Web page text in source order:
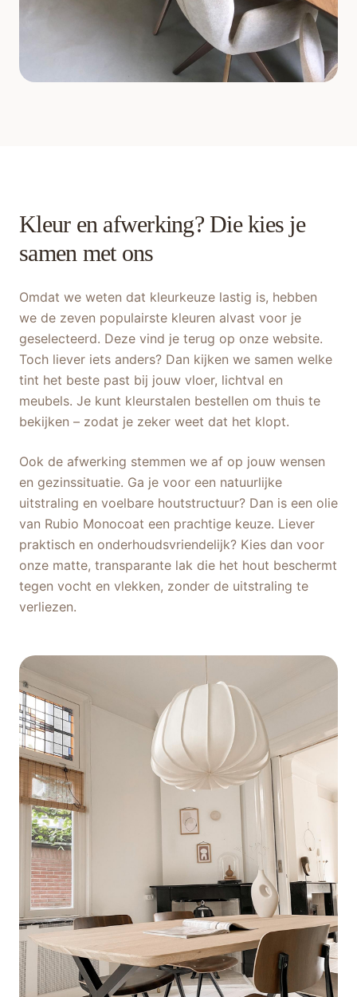
Kleur en afwerking? Die kies je
samen met ons
Omdat we weten dat kleurkeuze lastig is, hebben
we de zeven populairste kleuren alvast voor je
geselecteerd. Deze vind je terug op onze website.
Toch liever iets anders? Dan kijken we samen welke
tint het beste past bij jouw vloer, lichtval en
meubels. Je kunt kleurstalen bestellen om thuis te
bekijken – zodat je zeker weet dat het klopt.
Ook de afwerking stemmen we af op jouw wensen
en gezinssituatie. Ga je voor een natuurlijke
uitstraling en voelbare houtstructuur? Dan is een olie
van Rubio Monocoat een prachtige keuze. Liever
praktisch en onderhoudsvriendelijk? Kies dan voor
onze matte, transparante lak die het hout beschermt
tegen vocht en vlekken, zonder de uitstraling te
verliezen.